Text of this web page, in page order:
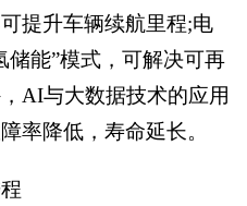
提升车辆续航里程;电
储能”模式，可解决可再
AI与大数据技术的应用
率降低，寿命延长。